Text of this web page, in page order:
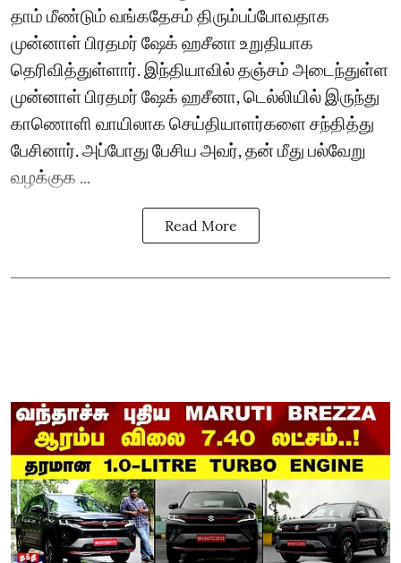
தாம் மீண்டும் வங்கதேசம் திரும்பப்போவதாக
முன்னாள் பிரதமர் ஷேக் ஹசீனா உறுதியாக
தெரிவித்துள்ளார். இந்தியாவில் தஞ்சம் அடைந்துள்ள
முன்னாள் பிரதமர் ஷேக் ஹசீனா, டெல்லியில் இருந்து
காணொளி வாயிலாக செய்தியாளர்களை சந்தித்து
பேசினார். அப்போது பேசிய அவர், தன் மீது பல்வேறு
வழக்குக ...
Read More